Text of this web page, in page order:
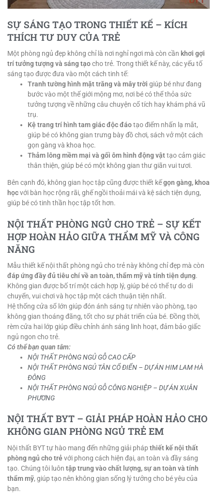
SỰ SÁNG TẠO TRONG THIẾT KẾ – KÍCH
THÍCH TƯ DUY CỦA TRẺ
Một phòng ngủ đẹp không chỉ là nơi nghỉ ngơi mà còn cần khơi gợi
trí tưởng tượng và sáng tạocho trẻ. Trong thiết kế này, các yếu tố
sáng tạo được đưa vào một cách tinh tế:
Tranh tường hình mặt trăng và mây trời giúp bé như đang
bước vào một thế giới mộng mơ, nơi bé có thể thỏa sức
tưởng tượng về những câu chuyện cổ tích hay khám phá vũ
trụ.
Kệ trang trí hình tam giác độc đáotạo điểm nhấn lạ mắt,
giúp bé có không gian trưng bày đồ chơi, sách vở một cách
gọn gàng và khoa học.
Thảm lông mềm mại và gối ôm hình động vậttạo cảm giác
thân thiện, giúp bé có một không gian thư giãn vui tươi.
Bên cạnh đó, không gian học tập cũng được thiết kếgọn gàng, khoa
họcvới bàn học rộng rãi, ghế ngồi thoải mái và kệ sách tiện dụng,
giúp bé có tinh thần học tập tốt hơn.
NỘI THẤT PHÒNG NGỦ CHO TRẺ – SỰ KẾT
HỢP HOÀN HẢO GIỮA THẨM MỸ VÀ CÔNG
NĂNG
Mẫu thiết kế nội thất phòng ngủ cho trẻ này không chỉ đẹp mà còn
đáp ứng đầy đủ tiêu chí về an toàn, thẩm mỹ và tính tiện dụng.
Không gian được bố trí một cách hợp lý, giúp bé có thể tự do di
chuyển, vui chơi và học tập một cách thuận tiện nhất.
Hệ thống cửa sổ lớn giúp đón ánh sáng tự nhiên vào phòng, tạo
không gian thoáng đãng, tốt cho sự phát triển của bé. Đồng thời,
rèm cửa hai lớp giúp điều chỉnh ánh sáng linh hoạt, đảm bảo giấc
ngủ ngon cho trẻ.
Có thể bạn quan tâm:
NỘI THẤT PHÒNG NGỦ GỖ CAO CẤP
NỘI THẤT PHÒNG NGỦ TÂN CỔ ĐIỂN – DỰ ÁN HIM LAM HÀ
ĐÔNG
NỘI THẤT PHÒNG NGỦ GỖ CÔNG NGHIỆP – DỰ ÁN XUÂN
PHƯƠNG
NỘI THẤT BYT – GIẢI PHÁP HOÀN HẢO CHO
KHÔNG GIAN PHÒNG NGỦ TRẺ EM
Nội thất BYT tự hào mang đến những giải pháp thiết kế nội thất
phòng ngủ cho trẻ với phong cách hiện đại, an toàn và đầy sáng
tạo. Chúng tôi luôn tập trung vào chất lượng, sự an toàn và tính
thẩm mỹ, giúp tạo nên không gian sống lý tưởng cho bé yêu của
bạn.